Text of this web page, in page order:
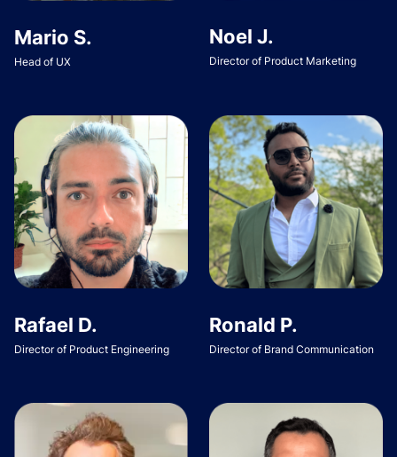
Mario S.
Head of UX
Noel J.
Director of Product Marketing
Rafael D.
Director of Product Engineering
Ronald P.
Director of Brand Communication